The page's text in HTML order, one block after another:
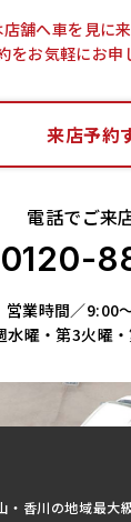
店舗へ車を見に
をお気軽にお申
来店予約
電話でご来
0120-
営業時間／9:00
水曜・第3火曜
・香川の地域最大